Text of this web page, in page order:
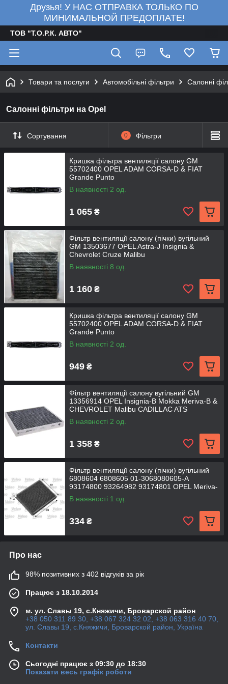
Друзья! У НАС ОТПРАВКА ТОЛЬКО ПО
МИНИМАЛЬНОЙ ПРЕДОПЛАТЕ!
ТОВ "Т.О.Р.К. АВТО"
Товари та послуги Автомобільні фільтри Салонні
Салонні фільтри на Opel
Сортування 0 Фільтри
Кришка фільтра вентиляції салону GM
55702400 OPEL ADAM CORSA-D & FIAT
Grande Punto
В наявності 2 од.
1 065 ₴
Фільтр вентиляції салону (пічки) вугільний
GM 13503677 OPEL Astra-J Insignia &
Chevrolet Cruze Malibu
В наявності 8 од.
1 160 ₴
Кришка фільтра вентиляції салону GM
55702400 OPEL ADAM CORSA-D & FIAT
Grande Punto
В наявності 2 од.
949 ₴
Фільтр вентиляції салону вугільний GM
13356914 OPEL Insignia-B Mokka Meriva-B &
CHEVROLET Malibu CADILLAC ATS
В наявності 2 од.
1 358 ₴
Фільтр вентиляції салону (пічки) вугільний
6808604 6808605 01-3068080605-A
93174800 93264982 93174801 OPEL Meriva-
A
В наявності 1 од.
334 ₴
Про нас
98% позитивних з 402 відгуків за рік
Працює з 18.10.2014
м. ул. Славы 19, с.Княжичи, Броварской район
+38 050 311 89 30, +38 067 324 32 02, +38 063 316 40 70,
ул. Славы 19, с.Княжичи, Броварской район, Україна
Контакти
Сьогодні працює з 09:30 до 18:30
Показати весь графік роботи